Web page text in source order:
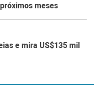
meses
e mira US$135 mil